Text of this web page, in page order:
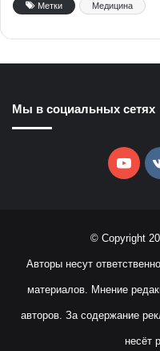
Метки Медицина
Мы в социальных сетях
© Copyright
Авторы несут
материалов. Мнение
авторов. За содержание
несёт